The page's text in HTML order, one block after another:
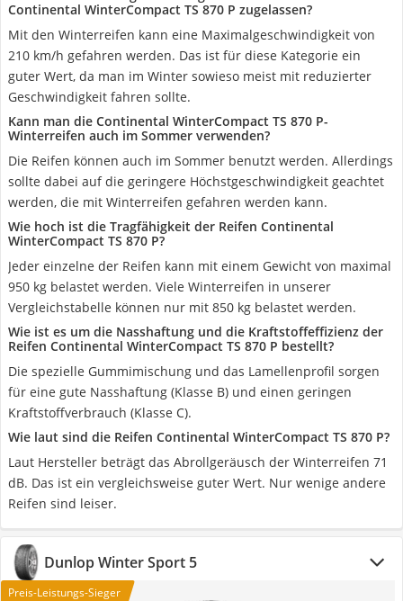
Continental WinterCompact TS 870 P zugelassen?
Mit den Winterreifen kann eine Maximalgeschwindigkeit von
210 km/h gefahren werden. Das ist für diese Kategorie ein
guter Wert, da man im Winter sowieso meist mit reduzierter
Geschwindigkeit fahren sollte.
Kann man die Continental WinterCompact TS 870 P-
Winterreifen auch im Sommer verwenden?
Die Reifen können auch im Sommer benutzt werden. Allerdings
sollte dabei auf die geringere Höchstgeschwindigkeit geachtet
werden, die mit Winterreifen gefahren werden kann.
Wie hoch ist die Tragfähigkeit der Reifen Continental
WinterCompact TS 870 P?
Jeder einzelne der Reifen kann mit einem Gewicht von maximal
950 kg belastet werden. Viele Winterreifen in unserer
Vergleichstabelle können nur mit 850 kg belastet werden.
Wie ist es um die Nasshaftung und die Kraftstoffeffizienz der
Reifen Continental WinterCompact TS 870 P bestellt?
Die spezielle Gummimischung und das Lamellenprofil sorgen
für eine gute Nasshaftung (Klasse B) und einen geringen
Kraftstoffverbrauch (Klasse C).
Wie laut sind die Reifen Continental WinterCompact TS 870 P?
Laut Hersteller beträgt das Abrollgeräusch der Winterreifen 71
dB. Das ist ein vergleichsweise guter Wert. Nur wenige andere
Reifen sind leiser.
Dunlop Winter Sport 5
Preis-Leistungs-Sieger